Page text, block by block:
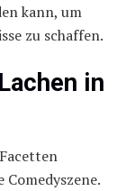
kann, um
zu schaffen.
in